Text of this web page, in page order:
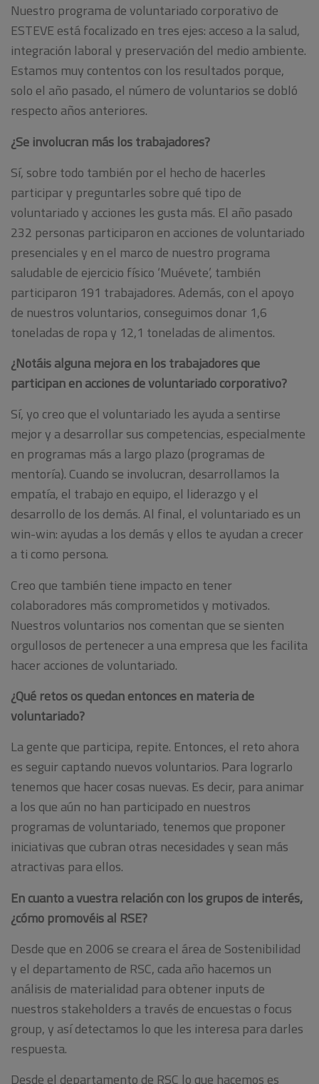
Nuestro programa de voluntariado corporativo de
ESTEVE está focalizado en tres ejes: acceso a la salud,
integración laboral y preservación del medio ambiente.
Estamos muy contentos con los resultados porque,
solo el año pasado, el número de voluntarios se dobló
respecto años anteriores.
¿Se involucran más los trabajadores?
Sí, sobre todo también por el hecho de hacerles
participar y preguntarles sobre qué tipo de
voluntariado y acciones les gusta más. El año pasado
232 personas participaron en acciones de voluntariado
presenciales y en el marco de nuestro programa
saludable de ejercicio físico ‘Muévete’, también
participaron 191 trabajadores. Además, con el apoyo
de nuestros voluntarios, conseguimos donar 1,6
toneladas de ropa y 12,1 toneladas de alimentos.
¿Notáis alguna mejora en los trabajadores que
participan en acciones de voluntariado corporativo?
Sí, yo creo que el voluntariado les ayuda a sentirse
mejor y a desarrollar sus competencias, especialmente
en programas más a largo plazo (programas de
mentoría). Cuando se involucran, desarrollamos la
empatía, el trabajo en equipo, el liderazgo y el
desarrollo de los demás. Al final, el voluntariado es un
win-win: ayudas a los demás y ellos te ayudan a crecer
a ti como persona.
Creo que también tiene impacto en tener
colaboradores más comprometidos y motivados.
Nuestros voluntarios nos comentan que se sienten
orgullosos de pertenecer a una empresa que les facilita
hacer acciones de voluntariado.
¿Qué retos os quedan entonces en materia de
voluntariado?
La gente que participa, repite. Entonces, el reto ahora
es seguir captando nuevos voluntarios. Para lograrlo
tenemos que hacer cosas nuevas. Es decir, para animar
a los que aún no han participado en nuestros
programas de voluntariado, tenemos que proponer
iniciativas que cubran otras necesidades y sean más
atractivas para ellos.
En cuanto a vuestra relación con los grupos de interés,
¿cómo promovéis al RSE?
Desde que en 2006 se creara el área de Sostenibilidad
y el departamento de RSC, cada año hacemos un
análisis de materialidad para obtener inputs de
nuestros stakeholders a través de encuestas o focus
group, y así detectamos lo que les interesa para darles
respuesta.
Desde el departamento de RSC lo que hacemos es